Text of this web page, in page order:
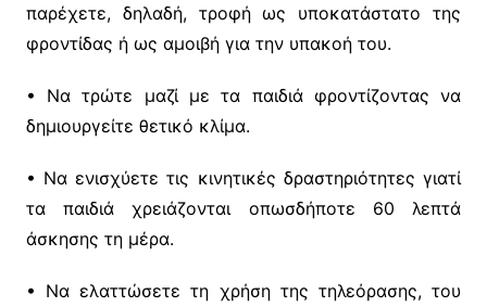
παρέχετε, δηλαδή, τροφή ως υποκατάστατο της
φροντίδας ή ως αμοιβή για την υπακοή του.
• Να τρώτε μαζί με τα παιδιά φροντίζοντας να
δημιουργείτε θετικό κλίμα.
• Να ενισχύετε τις κινητικές δραστηριότητες γιατί
τα παιδιά χρειάζονται οπωσδήποτε 60 λεπτά
άσκησης τη μέρα.
• Να ελαττώσετε τη χρήση της τηλεόρασης, του